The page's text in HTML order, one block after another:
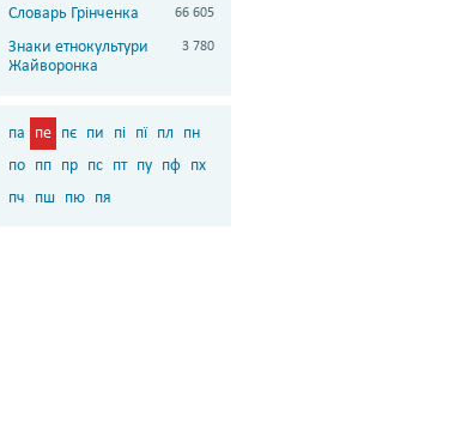
Словарь Грінченка 66 605
Знаки етнокультури
Жайворонка
3 780
па пе пє пи пі пї пл
пн
по пп пр пс пт пу пф пх
пч
пш пю пя